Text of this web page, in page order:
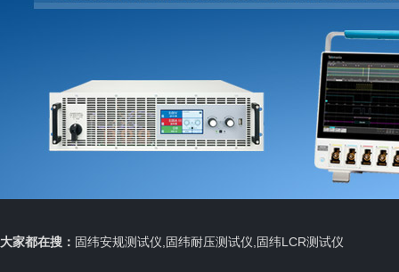
大家都在搜： 固纬安规测试仪,固纬耐压测试仪,固纬LCR测试仪